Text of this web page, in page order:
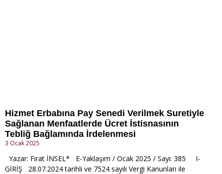
Hizmet Erbabına Pay Senedi Verilmek Suretiyle
Sağlanan Menfaatlerde Ücret İstisnasının
Tebliğ Bağlamında İrdelenmesi
3 Ocak 2025
Yazar: Fırat İNSEL* E-Yaklaşım / Ocak 2025 / Sayı: 385 I-
GİRİŞ 28.07.2024 tarihli ve 7524 sayılı Vergi Kanunları ile